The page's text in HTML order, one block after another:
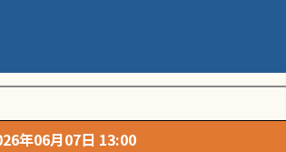
年06月07日 13:00